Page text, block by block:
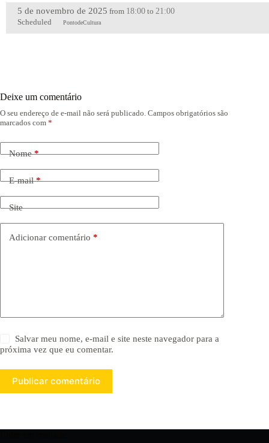
5 de novembro de 2025 from 18:00 to 21:00
Scheduled PontodeCultura
Deixe um comentário
O seu endereço de e-mail não será publicado. Campos obrigatórios são
marcados com *
Nome*
E-mail*
Site
Adicionar comentário *
Salvar meu nome, e-mail e site neste navegador para a
próxima vez que eu comentar.
Publicar comentário